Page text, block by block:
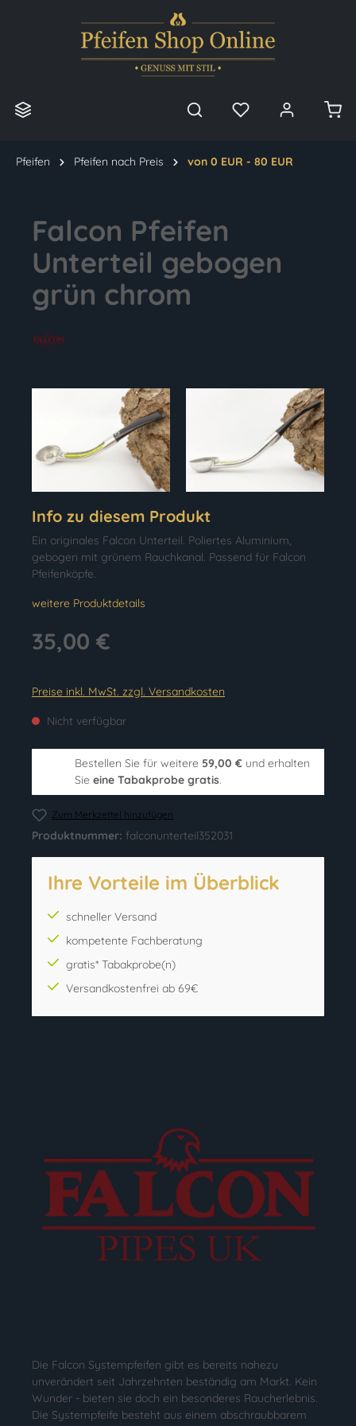
Pfeifen Pfeifen nach Preis von 0 EUR - 80 EUR
Falcon Pfeifen
Unterteil gebogen
grün chrom
Info zu diesem Produkt
Ein originales Falcon Unterteil. Poliertes Aluminium,
gebogen mit grünem Rauchkanal. Passend für Falcon
Pfeifenköpfe.
weitere Produktdetails
35,00 €
Preise inkl. MwSt. zzgl. Versandkosten
Nicht verfügbar
Bestellen Sie für weitere 59,00 € und erhalten
Sie eine Tabakprobe gratis.
Zum Merkzettel hinzufügen
Produktnummer: falconunterteil352031
Ihre Vorteile im Überblick
schneller Versand
kompetente Fachberatung
gratis* Tabakprobe(n)
Versandkostenfrei ab 69€
Die Falcon Systempfeifen gibt es bereits nahezu
unverändert seit Jahrzehnten beständig am Markt. Kein
Wunder - bieten sie doch ein besonderes Raucherlebnis.
Die Systempfeife besteht aus einem abschraubbarem